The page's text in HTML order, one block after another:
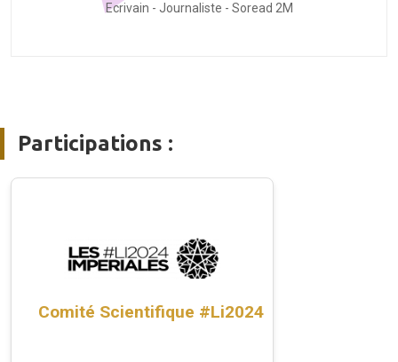
Ecrivain - Journaliste - Soread 2M
Participations :
Comité Scientifique #Li2024